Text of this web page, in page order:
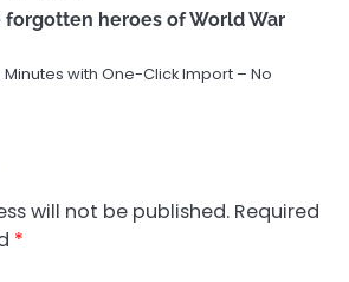
heroes of World War
Minutes with One-Click Import – No
will not be published. Required
*